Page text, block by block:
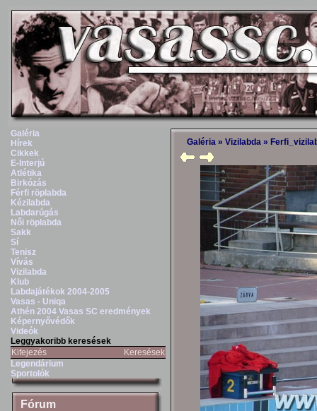
Galéria
Hírek
Cikkek
E-Interjú
Atlétika
Birkózás
Férfi röplabda
Kézilabda
Labdarúgás
Női röplabda
Sakk
Sí
Tenisz
Vívás
Vizilabda
Klub
Labdajátékok 2004-2005
Vasas - Uniqa
Athén 2004 Vasas SC eredmények
Képernyővédők
Videók
Leggyakoribb keresések
Kifejezés
Keresések
Legendárium
Sportolók
Fórum
Galéria » Vizilabda »